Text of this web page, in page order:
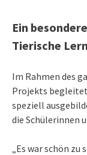
Ein
Tierische
Im Rahmen des
Projekts
speziell
die Schülerinnen
„Es war schön